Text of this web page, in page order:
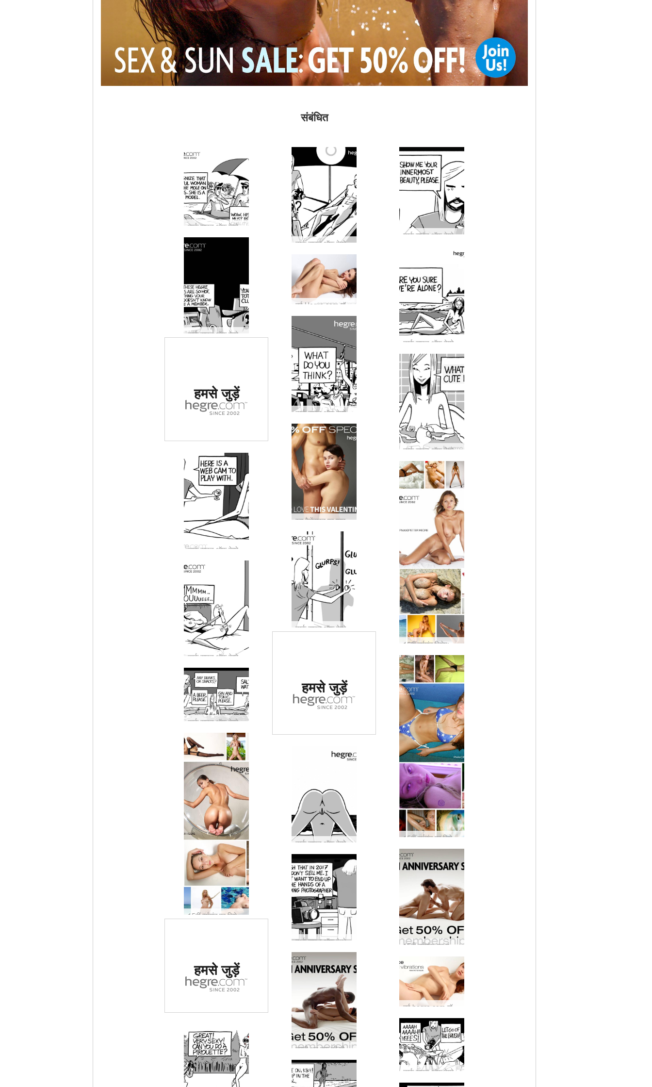
संबंधित
डार्क साइड ऑफ़ हेग्रे #31: क्या आप सार्वजनिक रूप से हेग्रे मॉडल को पहचान सकते हैं?
डार्क साइड ऑफ हेग्रे #30: हेग्रे मॉडल के दिमाग में किसकी आवाज है?
डार्क साइड ऑफ़ हेग्रे #29: केवल एक ही प्रकार की सामग्री है जो कभी भी Hegre.com पर नहीं आती…
डार्क साइड ऑफ हेग्रे #28: आपकी पत्नी हेग्रे को आपके विचार से बेहतर जान सकती है!
नई Hegre.com मॉडल कैमरून
डार्क साइड ऑफ़ हेग्रे #26: इसकी शुरुआत एक मासूम बस की सवारी से हुई...
दुनिया में #1 कामुक
साइट का दर्जा दिया
गया
हमसे जुड़ें
डार्क साइड ऑफ़ हेग्रे #25: व्हाट द डक?
इस वैलेंटाइन पर प्यार ढूंढो...
15वीं वर्षगांठ विशेष: वे मॉडल जिन्होंने हमें बनाया... #1
डार्क साइड ऑफ़ हेग्रे #22: पेट्टर को क्या गुस्सा आया?
दुनिया में #1 कामुक
साइट का दर्जा दिया
गया
हमसे जुड़ें
15वीं वर्षगांठ पर विशेष: वे मॉडल जिन्होंने हमें...
डार्क साइड ऑफ़ हेग्रे #21: इस नई लड़की के बारे में कुछ अजीब है ...
15वीं वर्षगांठ पर विशेष: वे मॉडल जिन्होंने हमें...
डार्क साइड ऑफ़ हेग्रे #20: न्यूडिटी के अपने डर को कैसे दूर करें…
15वीं वर्षगांठ: यह हमारी अब तक की सबसे लोकप्रिय फिल्म है
डार्क साइड ऑफ़ हेग्रे #19: ओह डियर, क्या पेटर इसे खो रहा है?
दुनिया में #1 कामुक
साइट का दर्जा दिया
गया
हमसे जुड़ें
हमारी अब तक की तीन सबसे लोकप्रिय फिल्मों की उलटी गिनती जारी है...
नई hegre.com मॉडल क्लेरिस
डार्क साइड ऑफ़ हेग्रे #18: इस पाठ को न भूलें…